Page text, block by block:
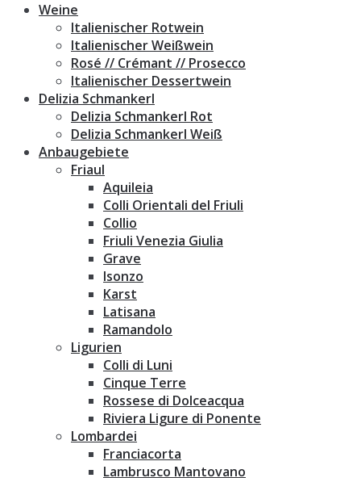
Weine
Italienischer Rotwein
Italienischer Weißwein
Rosé // Crémant // Prosecco
Italienischer Dessertwein
Delizia Schmankerl
Delizia Schmankerl Rot
Delizia Schmankerl Weiß
Anbaugebiete
Friaul
Aquileia
Colli Orientali del Friuli
Collio
Friuli Venezia Giulia
Grave
Isonzo
Karst
Latisana
Ramandolo
Ligurien
Colli di Luni
Cinque Terre
Rossese di Dolceacqua
Riviera Ligure di Ponente
Lombardei
Franciacorta
Lambrusco Mantovano